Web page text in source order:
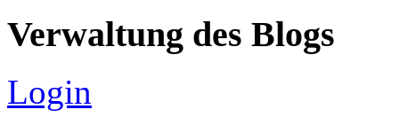
Verwaltung des Blogs
Login